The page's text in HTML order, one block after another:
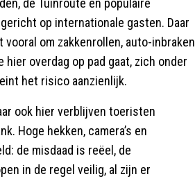
de Tuinroute en populaire
op internationale gasten. Daar
om zakkenrollen, auto-inbraken
overdag op pad gaat, zich onder
het risico aanzienlijk.
ook hier verblijven toeristen
Hoge hekken, camera’s en
de misdaad is reëel, de
in de regel veilig, al zijn er